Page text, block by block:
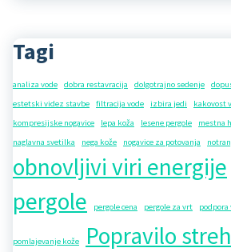
Tagi
analiza vode dobra restavracija dolgotrajno sedenje
estetski videz stavbe
filtracija vode izbira jedi kakovost
kompresijske nogavice
lepa koža lesene pergole mestna
naglavna svetilka
nega kože nogavice za potovanja
obnovljivi viri energije
pergole pergole cena pergole za vrt podpora
pomlajevanje kože Popravilo